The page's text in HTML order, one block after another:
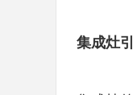
集成灶